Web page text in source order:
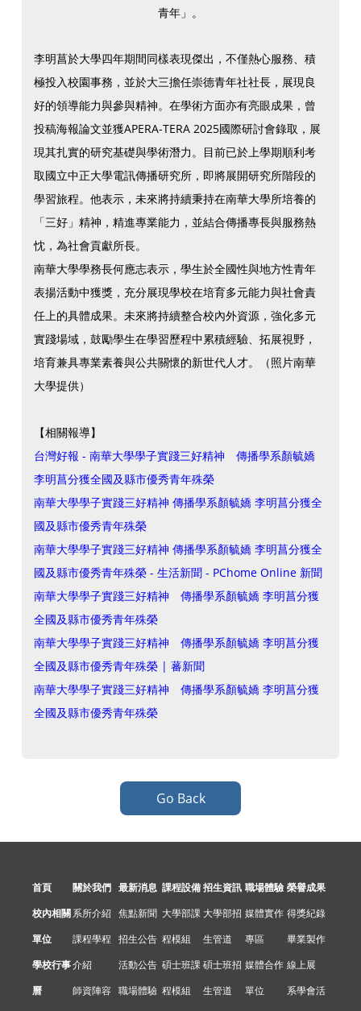
青年」。
李明菖於大學四年期間同樣表現傑出，不僅熱心服務、積
極投入校園事務，並於大三擔任崇德青年社社長，展現良
好的領導能力與參與精神。在學術方面亦有亮眼成果，曾
投稿海報論文並獲APERA-TERA 2025國際研討會錄取，展
現其扎實的研究基礎與學術潛力。目前已於上學期順利考
取國立中正大學電訊傳播研究所，即將展開研究所階段的
學習旅程。他表示，未來將持續秉持在南華大學所培養的
「三好」精神，精進專業能力，並結合傳播專長與服務熱
忱，為社會貢獻所長。
南華大學學務長何應志表示，學生於全國性與地方性青年
表揚活動中獲獎，充分展現學校在培育多元能力與社會責
任上的具體成果。未來將持續整合校內外資源，強化多元
實踐場域，鼓勵學生在學習歷程中累積經驗、拓展視野，
培育兼具專業素養與公共關懷的新世代人才。（照片南華
大學提供）
【相關報導】
台灣好報 - 南華大學學子實踐三好精神 傳播學系顏毓嬌
李明菖分獲全國及縣市優秀青年殊榮
南華大學學子實踐三好精神 傳播學系顏毓嬌 李明菖分獲全
國及縣市優秀青年殊榮
南華大學學子實踐三好精神 傳播學系顏毓嬌 李明菖分獲全
國及縣市優秀青年殊榮 - 生活新聞 - PChome Online 新聞
南華大學學子實踐三好精神 傳播學系顏毓嬌 李明菖分獲
全國及縣市優秀青年殊榮
南華大學學子實踐三好精神 傳播學系顏毓嬌 李明菖分獲
全國及縣市優秀青年殊榮 | 蕃新聞
南華大學學子實踐三好精神 傳播學系顏毓嬌 李明菖分獲
全國及縣市優秀青年殊榮
Go Back
首頁
校內相關
單位
學校行事
曆
關於我們
系所介紹
課程學程
介紹
師資陣容
最新消息
焦點新聞
招生公告
活動公告
職場體驗
課程設備
大學部課
程模組
碩士班課
程模組
招生資訊
大學部招
生管道
碩士班招
生管道
職場體驗
媒體實作
專區
媒體合作
單位
榮譽成果
得獎紀錄
畢業製作
線上展
系學會活